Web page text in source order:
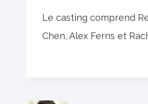
Le casting comprend
Chen, Alex Ferns et